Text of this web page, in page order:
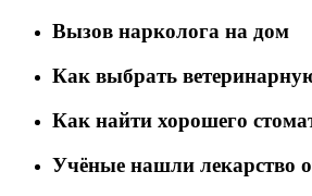
Вызов нарколога на дом
Как выбрать
Как найти хорошего
Учёные нашли лекарство